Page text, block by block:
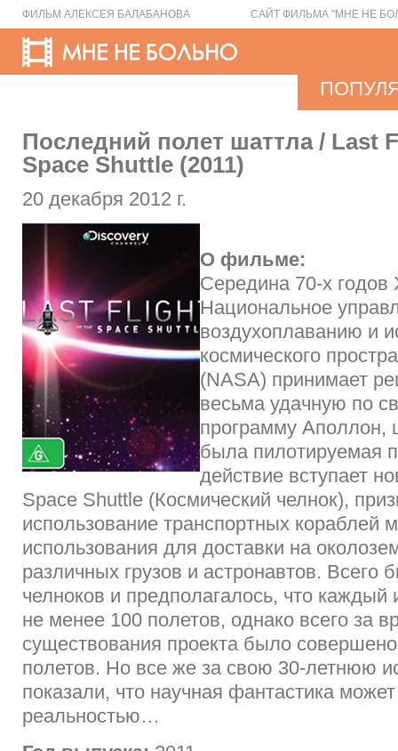
ФИЛЬМ АЛЕКСЕЯ БАЛАБАНОВА САЙТ ФИЛЬМА "МНЕ НЕ
Последний полет шаттла / Last
Space Shuttle (2011)
20 декабря 2012 г.
О фильме:
Середина 70-х
Национальное
воздухоплаванию и
космического
(NASA) принимает
весьма удачную по
программу Аполлон,
была пилотируемая
действие вступает
Space Shuttle (Космический челнок),
использование транспортных кораблей
использования для доставки на
различных грузов и астронавтов. Всего
челноков и предполагалось, что каждый
не менее 100 полетов, однако всего за
существования проекта было
полетов. Но все же за свою 30-летнюю
показали, что научная фантастика может
реальностью…